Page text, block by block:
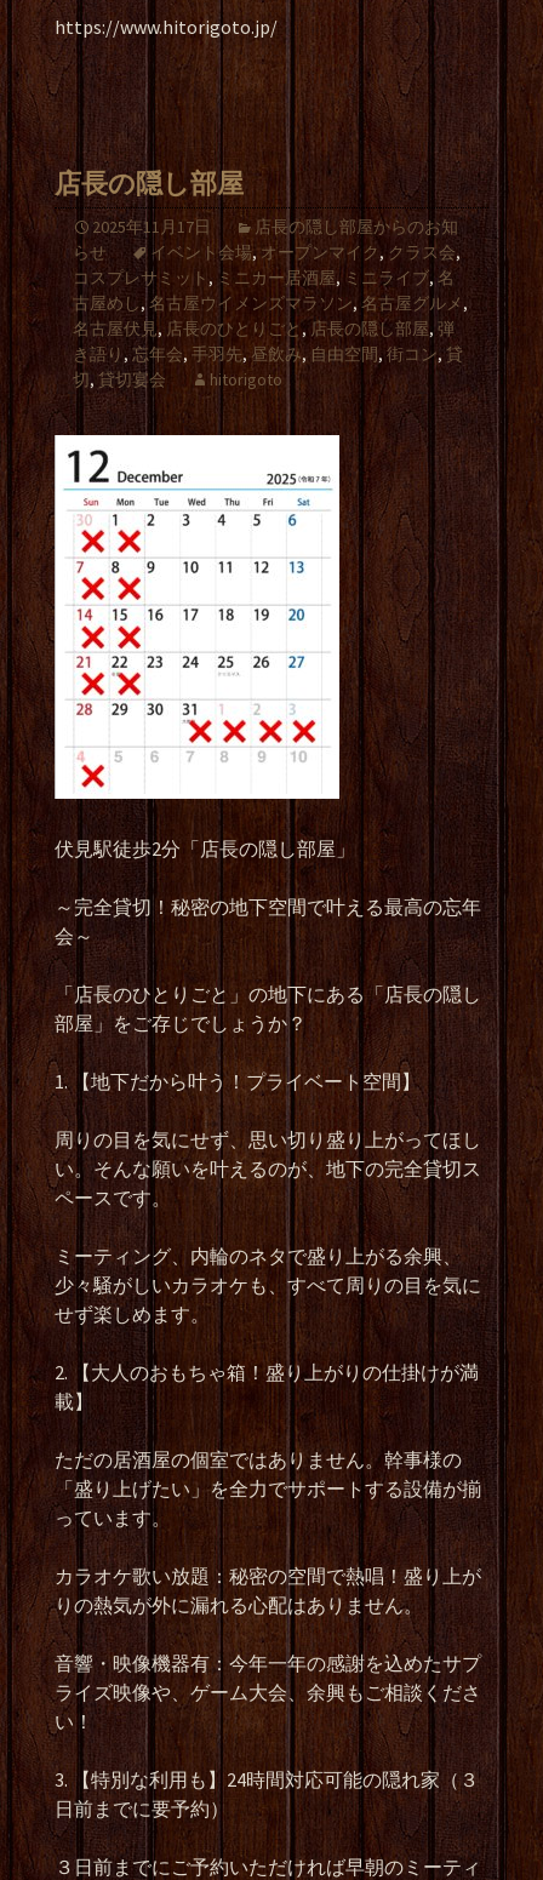
https://www.hitorigoto.jp/
店長の隠し部屋
2025年11月17日
店長の隠し部屋からのお知
らせ
イベント会場, オープンマイク, クラス会,
コスプレサミット , ミニカー居酒屋, ミニライブ, 名
古屋めし, 名古屋ウイメンズマラソン, 名古屋グルメ ,
名古屋伏見, 店長のひとりごと,店長の隠し部屋, 弾
き語り , 忘年会, 手羽先,昼飲み, 自由空間, 街コン, 貸
切, 貸切宴会 hitorigoto
伏見駅徒歩2分「店長の隠し部屋」
～完全貸切！秘密の地下空間で叶える最高の忘年
会～
「店長のひとりごと」の地下にある「店長の隠し
部屋」をご存じでしょうか？
1. 【地下だから叶う！プライベート空間】
周りの目を気にせず、思い切り盛り上がってほし
い。そんな願いを叶えるのが、地下の完全貸切ス
ペースです。
ミーティング、内輪のネタで盛り上がる余興、
少々騒がしいカラオケも、すべて周りの目を気に
せず楽しめます。
2. 【大人のおもちゃ箱！盛り上がりの仕掛けが満
載】
ただの居酒屋の個室ではありません。幹事様の
「盛り上げたい」を全力でサポートする設備が揃
っています。
カラオケ歌い放題：秘密の空間で熱唱！盛り上が
りの熱気が外に漏れる心配はありません。
音響・映像機器有：今年一年の感謝を込めたサプ
ライズ映像や、ゲーム大会、余興もご相談くださ
い！
3. 【特別な利用も】24時間対応可能の隠れ家（３
日前までに要予約）
３日前までにご予約いただければ早朝のミーティ